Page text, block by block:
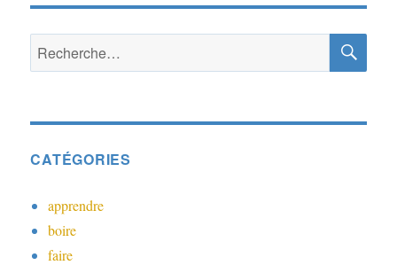
Recherche
pour :
CATÉGORIES
apprendre
boire
faire